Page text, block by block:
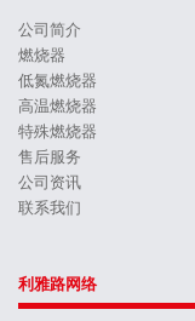
公司简介
燃烧器
低氮燃烧器
高温燃烧器
特殊燃烧器
售后服务
公司资讯
联系我们
利雅路网络